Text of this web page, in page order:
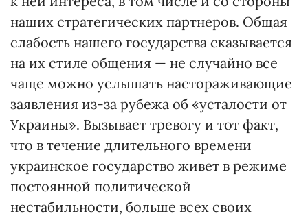
наших стратегических партнеров. Общая
слабость нашего государства сказывается
на их стиле общения — не случайно все
чаще можно услышать настораживающие
заявления из-за рубежа об «усталости от
Украины». Вызывает тревогу и тот факт,
что в течение длительного времени
украинское государство живет в режиме
постоянной политической
нестабильности, больше всех своих